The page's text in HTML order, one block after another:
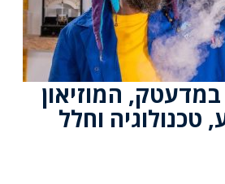
המוזיאון
טכנולוגיה וחלל